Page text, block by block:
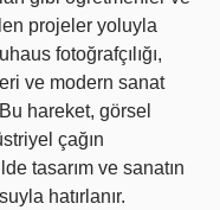
projeler yoluyla
fotoğrafçılığı,
ve modern sanat
hareket, görsel
çağın
tasarım ve sanatın
hatırlanır.